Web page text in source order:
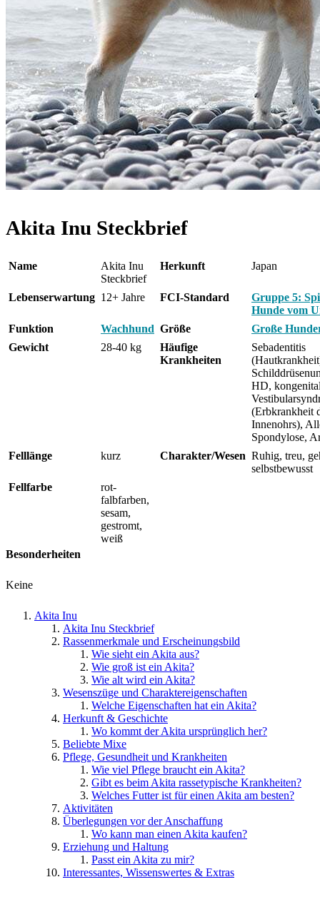
Akita Inu Steckbrief
Name
Akita Inu
Steckbrief
Herkunft Japan
Lebenserwartung 12+ Jahre FCI-Standard
Gruppe 5:
Hunde vom
Funktion
Wachhund Größe
Große
Gewicht
28-40 kg
Häufige
Krankheiten
Sebadentitis
HD,
(Erbkrankheit
Innenohrs),
Spondylose,
Felllänge
kurz Charakter/Wesen Ruhig, treu,
selbstbewusst
Fellfarbe
rot-
falbfarben,
sesam,
gestromt,
weiß
Besonderheiten
Keine
Akita Inu
Akita Inu Steckbrief
Rassenmerkmale und Erscheinungsbild
Wie sieht ein Akita aus?
Wie groß ist ein Akita?
Wie alt wird ein Akita?
Wesenszüge und Charaktereigenschaften
Welche Eigenschaften hat ein Akita?
Herkunft & Geschichte
Wo kommt der Akita ursprünglich her?
Beliebte Mixe
Pflege, Gesundheit und Krankheiten
Wie viel Pflege braucht ein Akita?
Gibt es beim Akita rassetypische Krankheiten?
Welches Futter ist für einen Akita am besten?
Aktivitäten
Überlegungen vor der Anschaffung
Wo kann man einen Akita kaufen?
Erziehung und Haltung
Passt ein Akita zu mir?
Interessantes, Wissenswertes & Extras